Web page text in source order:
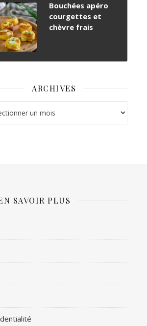
Bouchées apéro
courgettes et
chèvre frais
ARCHIVES
SAVOIR PLUS